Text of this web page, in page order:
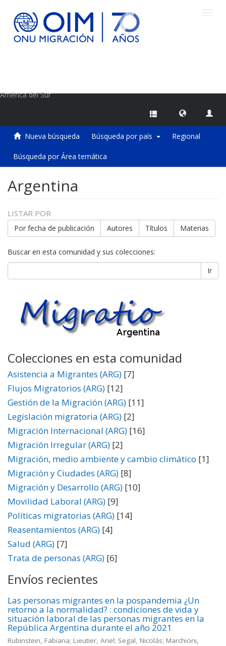
América del Sur
Nueva búsqueda Búsqueda por país Regional
Búsqueda por Área temática
Argentina
LISTAR POR
Por fecha de publicación Autores Títulos Materias
Buscar en esta comunidad y sus colecciones:
Ir
Colecciones en esta comunidad
Asistencia a Migrantes (ARG) [7]
Flujos Migratorios (ARG) [12]
Gestión de la Migración (ARG) [11]
Legislación migratoria (ARG) [2]
Migración Internacional (ARG) [16]
Migración Irregular (ARG) [2]
Migración, medio ambiente y cambio climático [1]
Migración y Ciudades (ARG) [8]
Migración y Desarrollo (ARG) [10]
Movilidad Laboral (ARG) [9]
Políticas migratorias (ARG) [14]
Reasentamientos (ARG) [4]
Salud (ARG) [7]
Trata de personas (ARG) [6]
Envíos recientes
Las personas migrantes en la pospandemia ¿Un
retorno a la normalidad? : condiciones de vida y
situación laboral de las personas migrantes en la
República Argentina durante el año 2021
Rubinstein, Fabiana; Lieutier, Ariel; Segal, Nicolás; Marchioni,